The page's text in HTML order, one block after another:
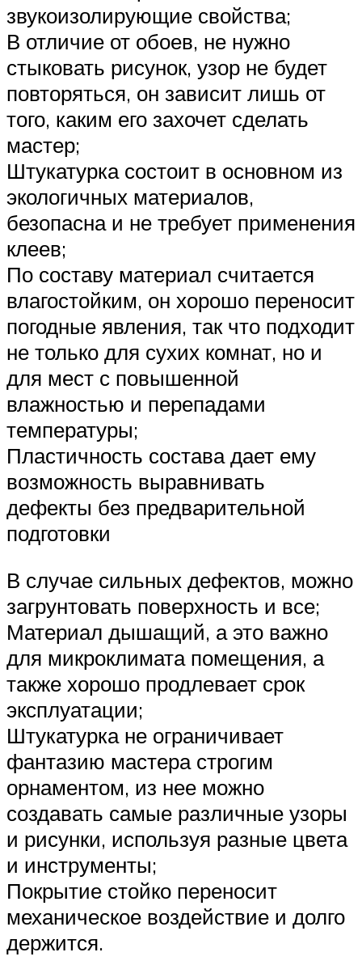
звукоизолирующие свойства;
В отличие от обоев, не нужно
стыковать рисунок, узор не будет
повторяться, он зависит лишь от
того, каким его захочет сделать
мастер;
Штукатурка состоит в основном из
экологичных материалов,
безопасна и не требует применения
клеев;
По составу материал считается
влагостойким, он хорошо переносит
погодные явления, так что подходит
не только для сухих комнат, но и
для мест с повышенной
влажностью и перепадами
температуры;
Пластичность состава дает ему
возможность выравнивать
дефекты без предварительной
подготовки
В случае сильных дефектов, можно
загрунтовать поверхность и все;
Материал дышащий, а это важно
для микроклимата помещения, а
также хорошо продлевает срок
эксплуатации;
Штукатурка не ограничивает
фантазию мастера строгим
орнаментом, из нее можно
создавать самые различные узоры
и рисунки, используя разные цвета
и инструменты;
Покрытие стойко переносит
механическое воздействие и долго
держится.